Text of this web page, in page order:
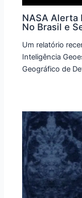
NASA Alerta
No Brasil e
Um relatório
Inteligência
Geográfico de